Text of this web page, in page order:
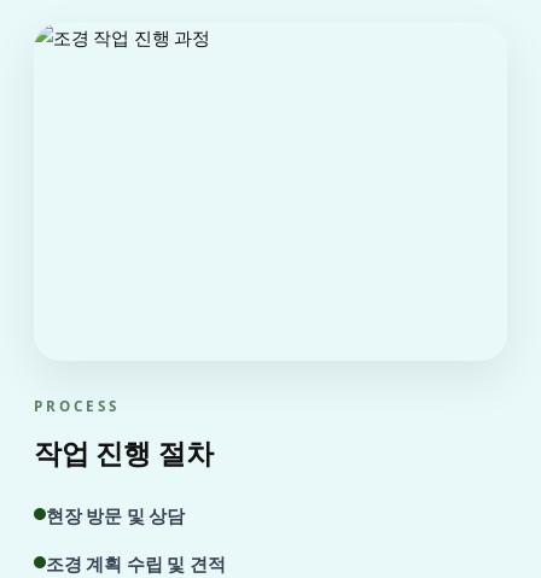
PROCESS
작업 진행 절차
현장 방문 및 상담
조경 계획 수립 및 견적